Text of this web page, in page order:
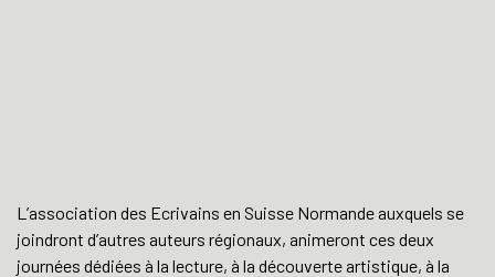
L’association des Ecrivains en Suisse Normande auxquels se
joindront d’autres auteurs régionaux, animeront ces deux
journées dédiées à la lecture, à la découverte artistique, à la